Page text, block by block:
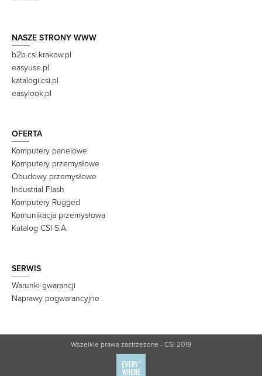
NASZE STRONY WWW
b2b.csi.krakow.pl
easyuse.pl
katalogi.csi.pl
easylook.pl
OFERTA
Komputery panelowe
Komputery przemysłowe
Obudowy przemysłowe
Industrial Flash
Komputery Rugged
Komunikacja przemysłowa
Katalog CSI S.A.
SERWIS
Warunki gwarancji
Naprawy pogwarancyjne
Wszelkie prawa zastrzeżone - CSI 2019